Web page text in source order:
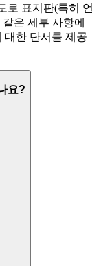
로 표지판(특히 언
은 세부 사항에
대한 단서를 제공
요?